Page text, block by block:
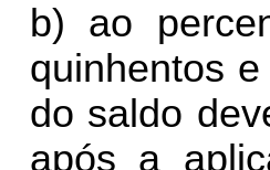
b) ao
quinhentos
do saldo
após a